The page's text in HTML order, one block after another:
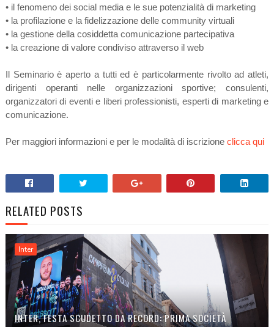
• il fenomeno dei social media e le sue potenzialità di marketing
• la profilazione e la fidelizzazione delle community virtuali
• la gestione della cosiddetta comunicazione partecipativa
• la creazione di valore condiviso attraverso il web
Il Seminario è aperto a tutti ed è particolarmente rivolto ad atleti,
dirigenti operanti nelle organizzazioni sportive; consulenti,
organizzatori di eventi e liberi professionisti, esperti di marketing e
comunicazione.
Per maggiori informazioni e per le modalità di iscrizione clicca qui
RELATED POSTS
Inter
INTER, FESTA SCUDETTO DA RECORD: PRIMA SOCIETÀ